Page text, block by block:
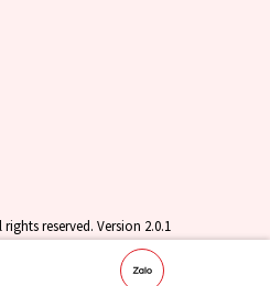
reserved. Version 2.0.1